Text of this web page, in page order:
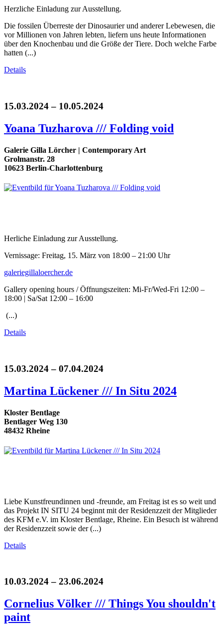
Herzliche Einladung zur Ausstellung.
Die fossilen Überreste der Dinosaurier und anderer Lebewesen, die
vor Millionen von Jahren lebten, liefern uns heute Informationen
über den Knochenbau und die Größe der Tiere. Doch welche Farbe
hatten (...)
Details
15.03.2024 – 10.05.2024
Yoana Tuzharova /// Folding void
Galerie Gilla Lörcher | Contemporary Art
Grolmanstr. 28
10623 Berlin-Charlottenburg
Herliche Einladung zur Ausstellung.
Vernissage: Freitag, 15. März von 18:00 – 21:00 Uhr
galeriegillaloercher.de
Gallery opening hours / Öffnungszeiten: Mi-Fr/Wed-Fri 12:00 –
18:00 | Sa/Sat 12:00 – 16:00
(...)
Details
15.03.2024 – 07.04.2024
Martina Lückener /// In Situ 2024
Kloster Bentlage
Bentlager Weg 130
48432 Rheine
Liebe Kunstfreundinnen und -freunde, am Freitag ist es so weit und
das Projekt IN SITU 24 beginnt mit der Residenzzeit der Mitglieder
des KFM e.V. im Kloster Bentlage, Rheine. Ein Besuch ist während
der Residenzzeit sowie der (...)
Details
10.03.2024 – 23.06.2024
Cornelius Völker /// Things You shouldn't
paint